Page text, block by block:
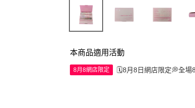
本商品適用活動
8月8網店限定 🗓️8月8日網店限定💭全場